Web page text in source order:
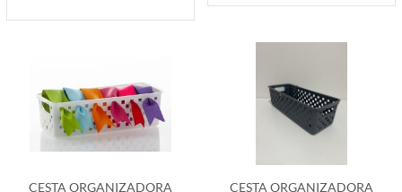
CESTA ORGANIZADORA
CESTA ORGANIZADORA